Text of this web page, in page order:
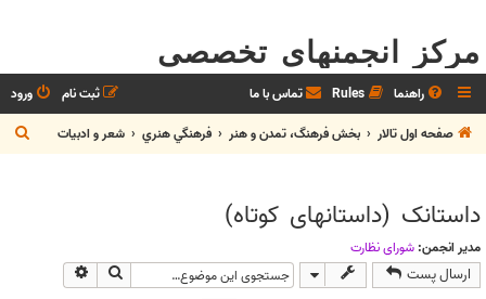
مرکز انجمنهای تخصصی
راهنما Rules تماس با ما ورود
ثبت نام
صفحه اول تالار
بخش فرهنگ، تمدن و هنر فرهنگي هنري شعر و ادبيات
ج
س
داستانک (داستانهای کوتاه)
مدیر انجمن: شوراي نظارت
ارسال پست جستجو